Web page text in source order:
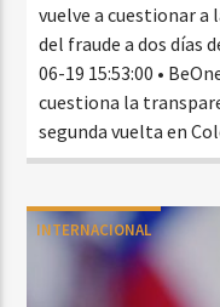
vuelve a cuestionar a
del fraude a dos días
06-19 15:53:00 •
cuestiona la
segunda vuelta en
INTERNACIONAL